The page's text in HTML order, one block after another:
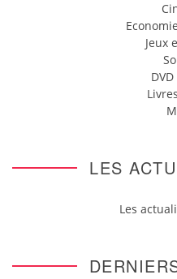
Jeux
LES
Les